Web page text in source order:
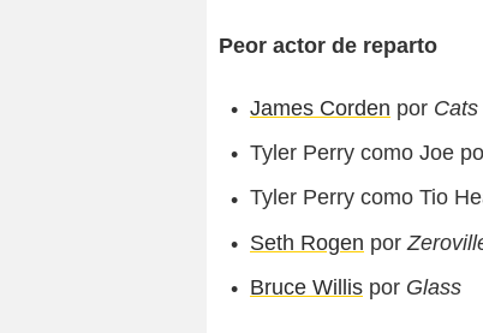
Peor actor de reparto
James Corden por Cats
Tyler Perry como Joe
Tyler Perry como Tio
Seth Rogen por
Bruce Willis por Glass